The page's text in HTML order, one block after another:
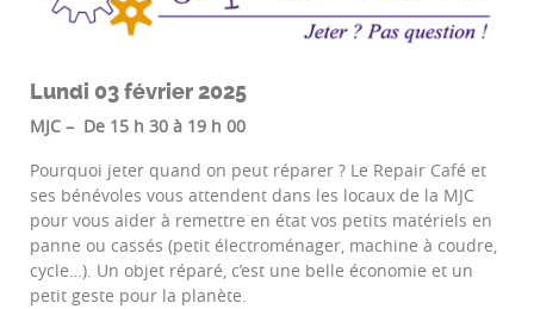
Lundi 03 février 2025
MJC – De 15 h 30 à 19 h 00
Pourquoi jeter quand on peut réparer ? Le Repair Café et
ses bénévoles vous attendent dans les locaux de la MJC
pour vous aider à remettre en état vos petits matériels en
panne ou cassés (petit électroménager, machine à coudre,
cycle…). Un objet réparé, c’est une belle économie et un
petit geste pour la planète.